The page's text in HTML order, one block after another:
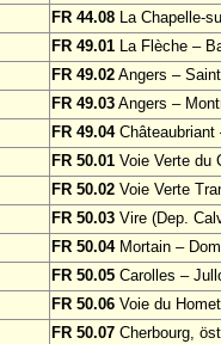
FR 44.08 La Chapelle-
FR 49.01 La Flèche –
FR 49.02 Angers –
FR 49.03 Angers –
FR 49.04Châteaubriant
FR 50.01 Voie Verte du
FR 50.02 Voie Verte
FR 50.03 Vire (Dep.
FR 50.04Mortain –
FR 50.05 Carolles –
FR 50.06 Voie du
FR 50.07 Cherbourg,